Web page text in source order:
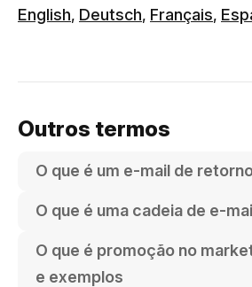
English, Deutsch, Français,
Outros termos
O que é um e-mail de
O que é uma cadeia de e-
O que é promoção no
e exemplos